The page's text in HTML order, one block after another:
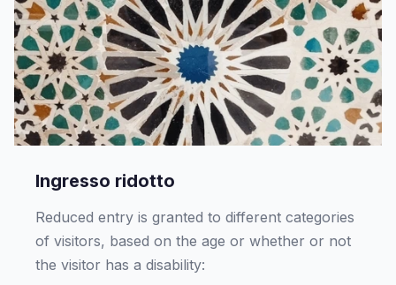
Ingresso ridotto
Reduced entry is granted to different categories
of visitors, based on the age or whether or not
the visitor has a disability: